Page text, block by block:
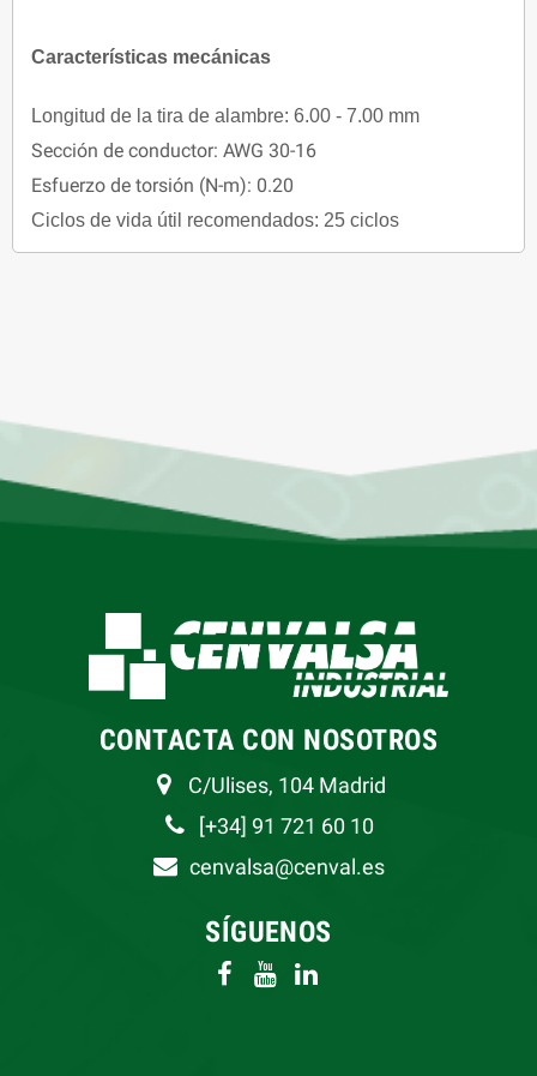
Características mecánicas
Longitud de la tira de alambre: 6.00 - 7.00 mm
Sección de conductor: AWG 30-16
Esfuerzo de torsión (N-m): 0.20
Ciclos de vida útil recomendados: 25 ciclos
CONTACTA CON NOSOTROS
C/Ulises, 104 Madrid
[+34] 91 721 60 10
cenvalsa@cenval.es
SÍGUENOS